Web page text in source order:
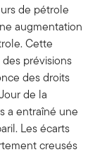
de pétrole
augmentation
Cette
prévisions
des droits
de la
a entraîné une
Les écarts
creusés